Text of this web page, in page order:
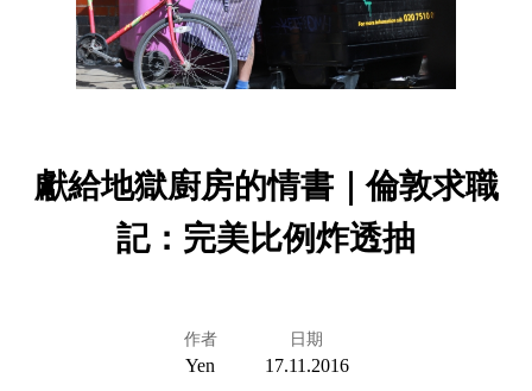
獻給地獄廚房的情書｜倫敦求職
記：完美比例炸透抽
作者
Yen
日期
17.11.2016